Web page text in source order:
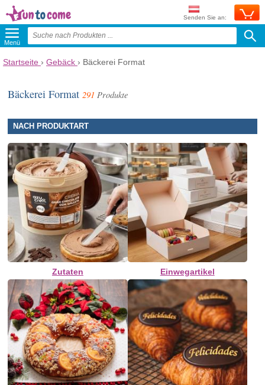
Senden Sie an:
Menü
Startseite › Gebäck › Bäckerei Format
Bäckerei Format291 Produkte
NACH PRODUKTART
Zutaten Einwegartikel